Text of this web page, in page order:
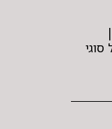
מ.ק חלפים ואביזרים לרכב, רח' המרכבה 36 חולון, טל': 03-5330323 |
סוגי